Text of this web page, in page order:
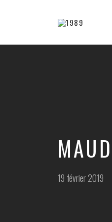
génération
MAUD
Posted
19 février 2019